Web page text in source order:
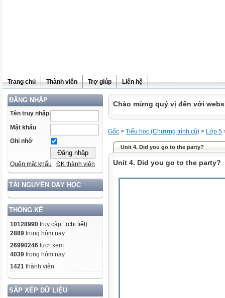
Trang chủ Thành viên Trợ giúp Liên hệ
ĐĂNG NHẬP
Tên truy nhập
Mật khẩu
Ghi nhớ
Quên mật khẩu ĐK thành viên
TÀI NGUYÊN DẠY HỌC
THỐNG KÊ
10128990 truy cập (chi tiết)
2889 trong hôm nay
26990246 lượt xem
4039 trong hôm nay
1421 thành viên
SẮP XẾP DỮ LIỆU
Chào mừng quý vị đến với
Gốc > Tiểu học (Chương trình cũ) > Lớp 5
Unit 4. Did you go to the party?
Unit 4. Did you go to the party?